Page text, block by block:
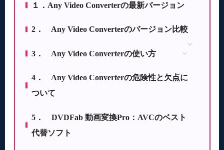
１．Any Video Converterの最新バージョン
2． Any Video Converterのバージョン比較
2.2 Any Video Converterの機能比較
3． Any Video Converterの使い方
3.2 Any Video Converterで動画をダウンロード
する方法
4． Any Video Converterの危険性と欠点に
ついて
5． DVDFab 動画変換Pro：AVCのベスト
代替ソフト